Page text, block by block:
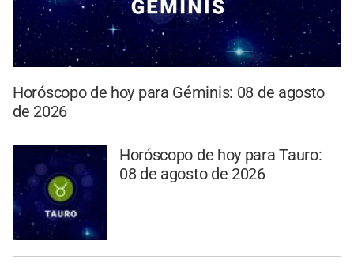
Horóscopo de hoy para Géminis: 08 de agosto
de 2026
Horóscopo de hoy para Tauro:
08 de agosto de 2026